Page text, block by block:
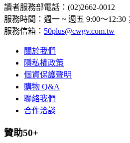
讀者服務部電話：(02)2662-0012
服務時間：週一 ~ 週五 9:00～12:30
服務信箱： 50plus@cwgv.com.tw
關於我們
隱私權政策
個資保護聲明
購物 Q&A
聯絡我們
合作洽談
贊助50+